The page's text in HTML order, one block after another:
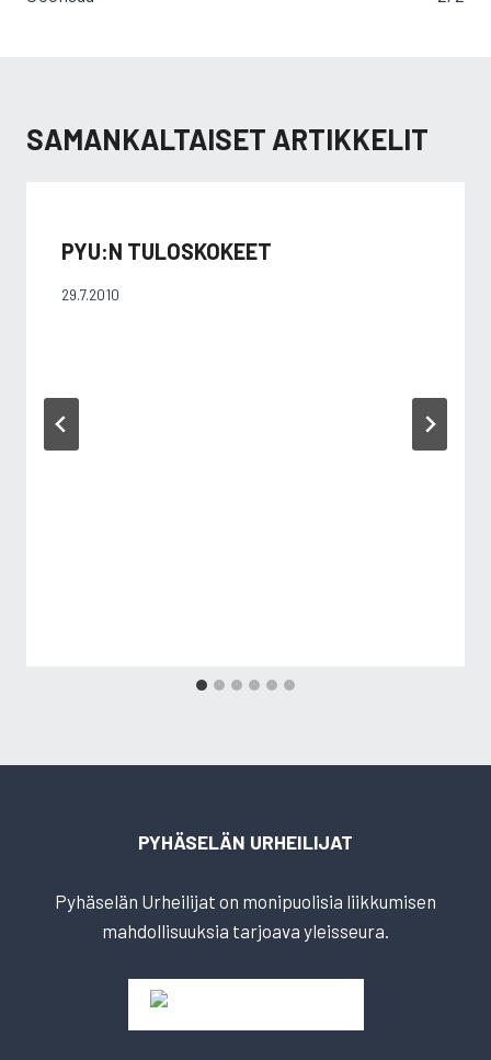
SAMANKALTAISET ARTIKKELIT
PYU:N TULOSKOKEET
29.7.2010
PYHÄSELÄN URHEILIJAT
Pyhäselän Urheilijat on monipuolisia liikkumisen
mahdollisuuksia tarjoava yleisseura.